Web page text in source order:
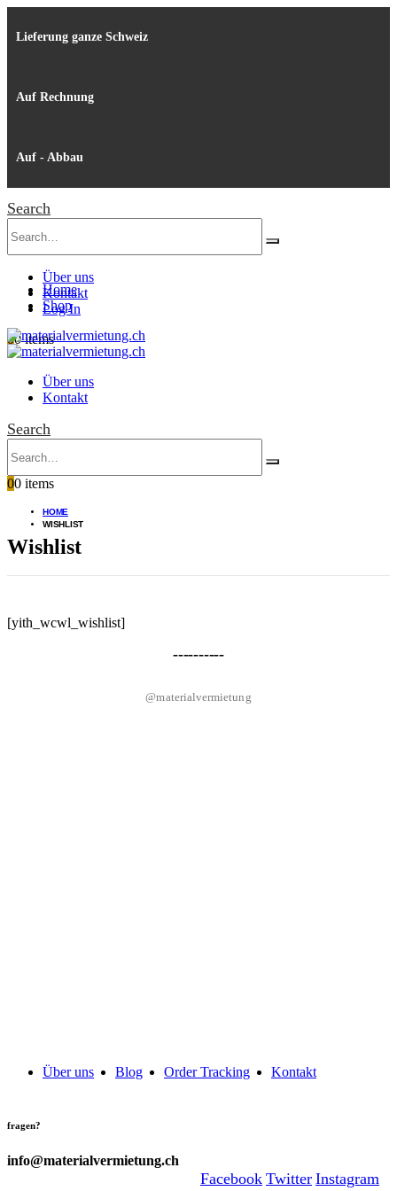
Lieferung ganze Schweiz
Auf Rechnung
Auf - Abbau
Search
Über uns
Kontakt
Log In
00 items
Home
Shop
Über uns
Kontakt
Search
00 items
HOME
WISHLIST
Wishlist
[yith_wcwl_wishlist]
----------
@materialvermietung
Über uns Blog Order Tracking Kontakt
fragen?
info@materialvermietung.ch
Facebook Twitter Instagram